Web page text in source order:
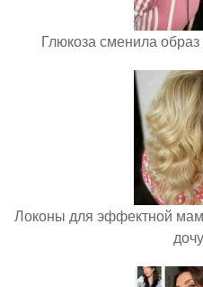
Глюкоза сменила
Локоны для эффектной